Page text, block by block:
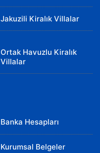
Jakuzili Kiralık Villalar
Ortak Havuzlu Kiralık
Villalar
Banka Hesapları
Kurumsal Belgeler